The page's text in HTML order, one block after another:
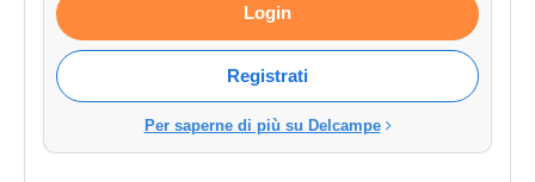
Login
Registrati
Per saperne di più su Delcampe